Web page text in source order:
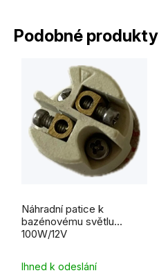
Podobné produkty
Náhradní patice k
bazénovému světlu
100W/12V
hodnocení
produktu
je
5,0
z
Ihned k odeslání